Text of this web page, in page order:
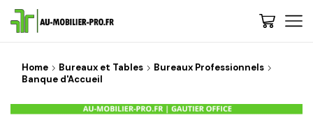
Home Bureaux et Tables
Bureaux Professionnels
Banque d'Accueil